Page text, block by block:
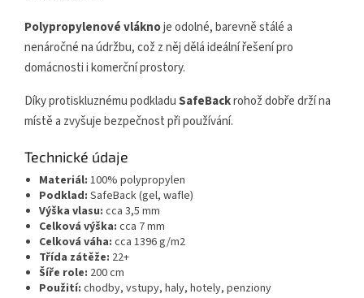
Polypropylenové vláknoje odolné, barevně stálé a
nenáročné na údržbu, což z něj dělá ideální řešení pro
domácnosti i komerční prostory.
Díky protiskluznému podkladuSafeBackrohož dobře drží na
místě a zvyšuje bezpečnost při používání.
Technické údaje
Materiál: 100% polypropylen
Podklad: SafeBack (gel, wafle)
Výška vlasu: cca 3,5 mm
Celková výška: cca 7 mm
Celková váha: cca 1396 g/m2
Třída zátěže: 22+
Šíře role: 200 cm
Použití: chodby, vstupy, haly, hotely, penziony